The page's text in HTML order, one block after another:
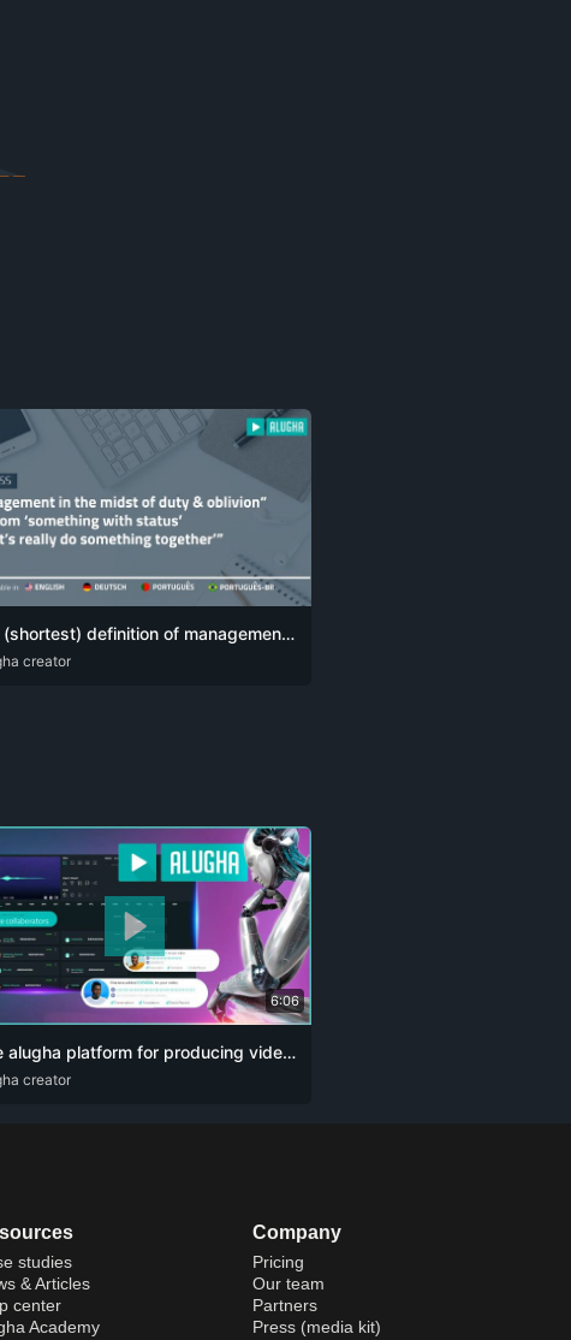
My (shortest) definition of management comes down to one simple sentence:
ENG POR
creator
6:06
The alugha platform for producing videos and podcasts designed for content creators. The artificial intelligence revolution 👏🏻
DEU ENG
creator
studies
& Articles
center
Academy
Company
Pricing
Our team
Partners
Press (media kit)